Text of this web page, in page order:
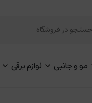
مو و جانبی لوازم برقی